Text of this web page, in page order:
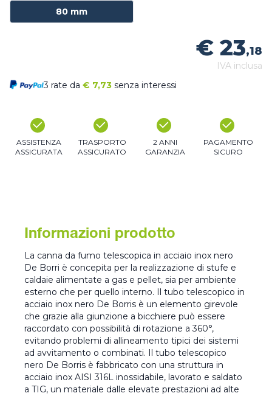
80 mm
€ 23,18
IVA inclusa
3 rate da € 7,73 senza interessi
ASSISTENZA
ASSICURATA
TRASPORTO
ASSICURATO
2 ANNI
GARANZIA
PAGAMENTO
SICURO
Informazioni prodotto
La canna da fumo telescopica in acciaio inox nero
De Borri è concepita per la realizzazione di stufe e
caldaie alimentate a gas e pellet, sia per ambiente
esterno che per quello interno. Il tubo telescopico in
acciaio inox nero De Borris è un elemento girevole
che grazie alla giunzione a bicchiere può essere
raccordato con possibilità di rotazione a 360°,
evitando problemi di allineamento tipici dei sistemi
ad avvitamento o combinati. Il tubo telescopico
nero De Borris è fabbricato con una struttura in
acciaio inox AISI 316L inossidabile, lavorato e saldato
a TIG, un materiale dalle elevate prestazioni ad alte